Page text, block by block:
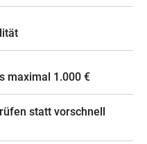
maximal 1.000 €
statt vorschnell